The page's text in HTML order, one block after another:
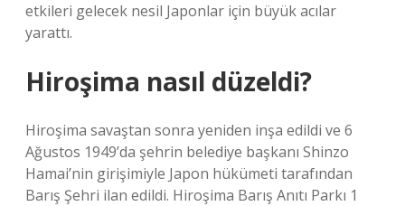
etkileri gelecek nesil Japonlar için büyük acılar
yarattı.
Hiroşima nasıl düzeldi?
Hiroşima savaştan sonra yeniden inşa edildi ve 6
Ağustos 1949’da şehrin belediye başkanı Shinzo
Hamai’nin girişimiyle Japon hükümeti tarafından
Barış Şehri ilan edildi. Hiroşima Barış Anıtı Parkı 1